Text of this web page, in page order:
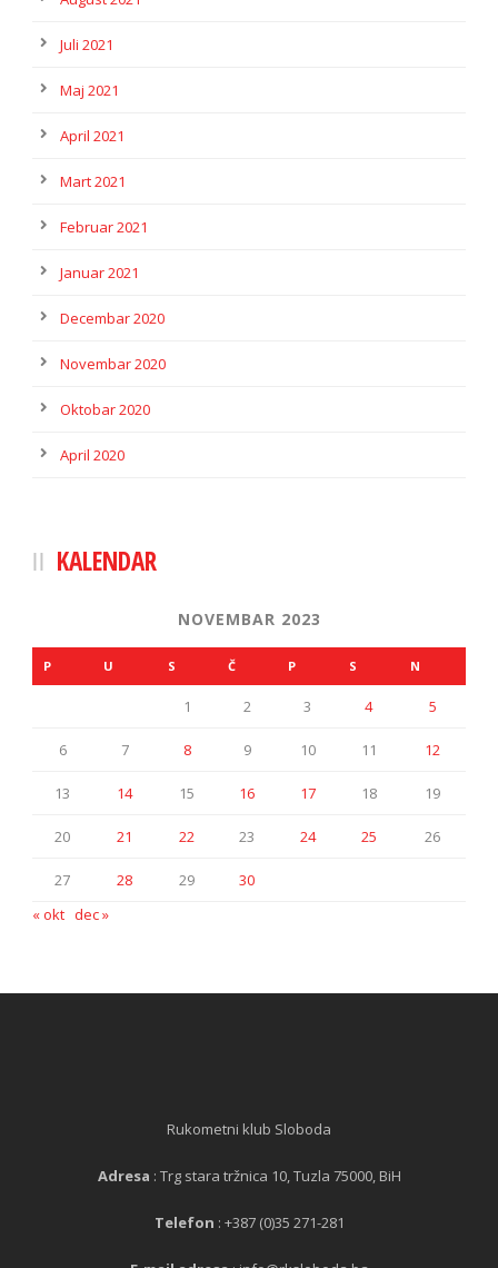
Juli 2021
Maj 2021
April 2021
Mart 2021
Februar 2021
Januar 2021
Decembar 2020
Novembar 2020
Oktobar 2020
April 2020
KALENDAR
NOVEMBAR 2023
P U S Č P S N
1 2 3 4 5
6 7 8 9 10 11 12
13 14 15 16 17 18 19
20 21 22 23 24 25 26
27 28 29
30
« okt dec »
Rukometni klub Sloboda
Adresa : Trg stara tržnica 10, Tuzla 75000, BiH
Telefon : +387 (0)35 271-281